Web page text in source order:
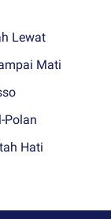
Lewat
Mati
Polan
Hati